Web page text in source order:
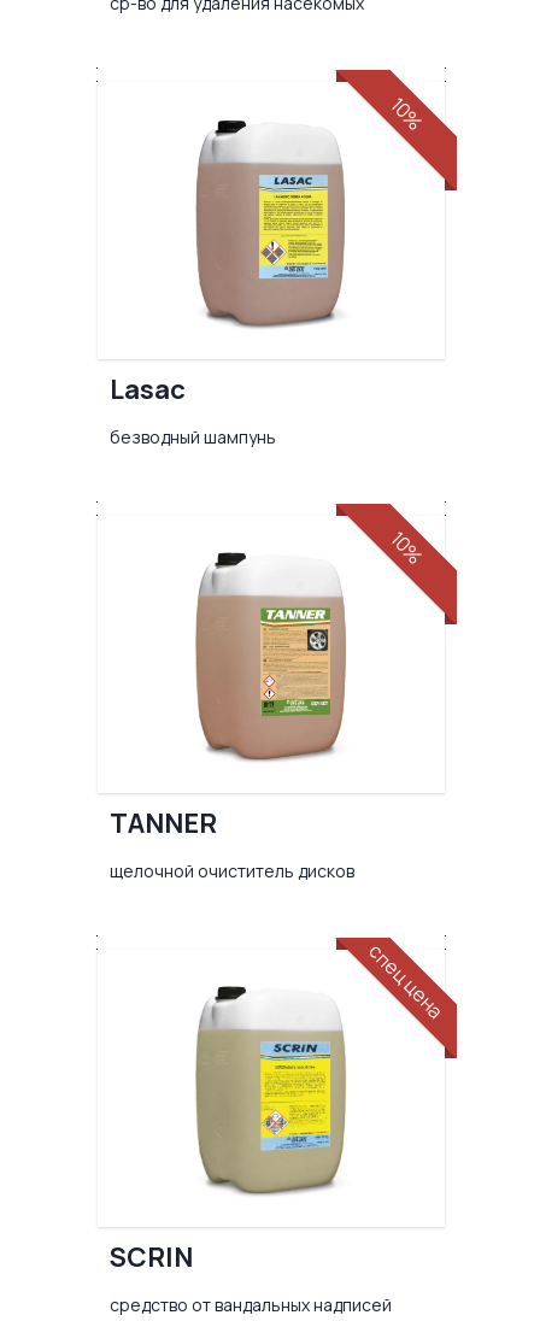
10%
Lasac
безводный шампунь
10%
TANNER
щелочной очиститель дисков
спец цена
SCRIN
средство от вандальных надписей